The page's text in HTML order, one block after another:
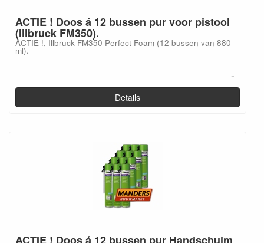
ACTIE ! Doos á 12 bussen pur voor pistool
(Illbruck FM350).
ACTIE !, Illbruck FM350 Perfect Foam (12 bussen van 880
ml).
-
Details